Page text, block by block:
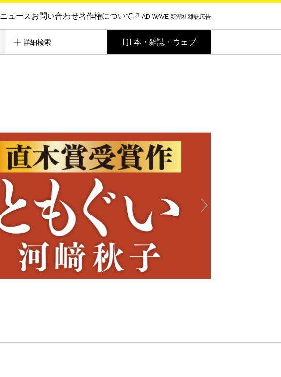
ニュースお問い合わせ著作権について AD-WAVE 新潮社雑誌広告
詳細検索 本・雑誌・ウェブ